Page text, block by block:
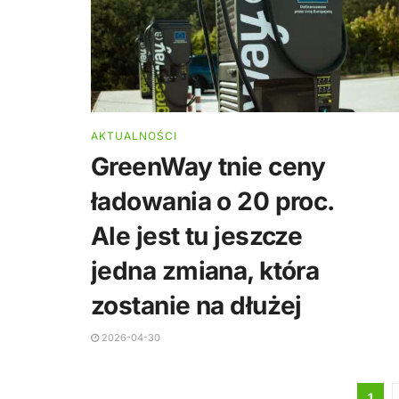
AKTUALNOŚCI
GreenWay tnie ceny
ładowania o 20 proc.
Ale jest tu jeszcze
jedna zmiana, która
zostanie na dłużej
2026-04-30